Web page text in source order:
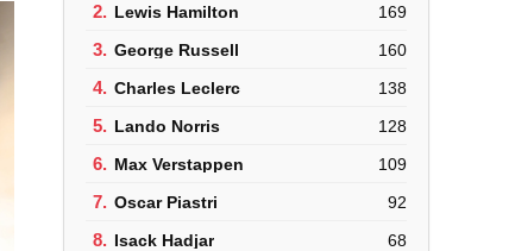
2. Lewis Hamilton 169
3. George Russell 160
4. Charles Leclerc 138
5. Lando Norris 128
6. Max Verstappen 109
7. Oscar Piastri 92
8. Isack Hadjar 68